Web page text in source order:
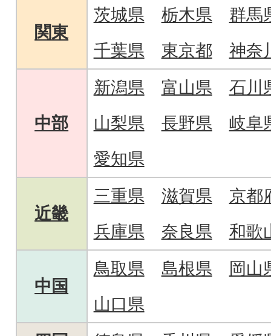
関東
茨城県 栃木県
群馬
千葉県
東京都 神奈
中部
新潟県 富山県
石川
山梨県
長野県
岐阜
愛知県
近畿
三重県 滋賀県
京都
兵庫県
奈良県 和歌
中国
鳥取県 島根県
岡山
山口県